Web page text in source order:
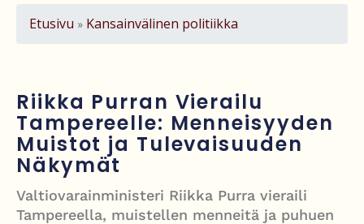
Turistijuna kaatui Cártaman tapasjuhlilla – 17 loukkaantui Espanjassa
PT Vatanen antoi porttikiellon Juhana Tegelbergille – tiukka
välienselvittely PTV Gymillä tallentui videolle
Iso-Britannia heikentämässä sähköautojen myyntitavoitetta – mitä
muutos tarkoittaa?
Etusivu » Kansainvälinen politiikka
Riikka Purran Vierailu
Tampereelle: Menneisyyden
Muistot ja Tulevaisuuden
Näkymät
Valtiovarainministeri Riikka Purra vieraili
Tampereella, muistellen menneitä ja puhuen